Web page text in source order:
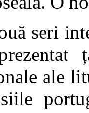
seri
ale